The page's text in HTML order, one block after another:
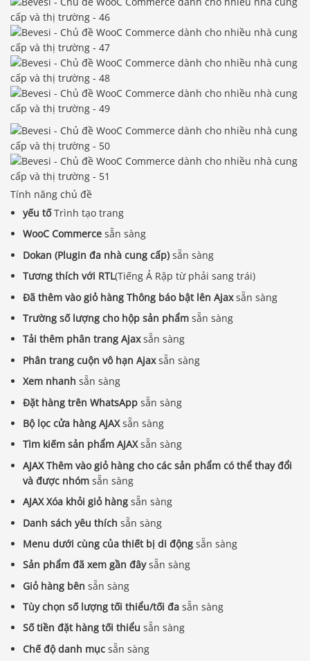
Tính năng chủ đề
yếu tốTrình tạo trang
WooC Commerce sẵn sàng
Dokan (Plugin đa nhà cung cấp) sẵn sàng
Tương thích với RTL(Tiếng Ả Rập từ phải sang trái)
Đã thêm vào giỏ hàng Thông báo bật lên Ajaxsẵn sàng
Trường số lượng cho hộp sản phẩm sẵn sàng
Tải thêm phân trang Ajaxsẵn sàng
Phân trang cuộn vô hạn Ajaxsẵn sàng
Xem nhanh sẵn sàng
Đặt hàng trên WhatsAppsẵn sàng
Bộ lọc cửa hàng AJAXsẵn sàng
Tìm kiếm sản phẩm AJAXsẵn sàng
AJAX Thêm vào giỏ hàng cho các sản phẩm có thể thay đổi
và được nhóm sẵn sàng
AJAX Xóa khỏi giỏ hàng sẵn sàng
Danh sách yêu thích sẵn sàng
Menu dưới cùng của thiết bị di động sẵn sàng
Sản phẩm đã xem gần đâysẵn sàng
Giỏ hàng bên sẵn sàng
Tùy chọn số lượng tối thiểu/tối đa sẵn sàng
Số tiền đặt hàng tối thiểu sẵn sàng
Chế độ danh mục sẵn sàng